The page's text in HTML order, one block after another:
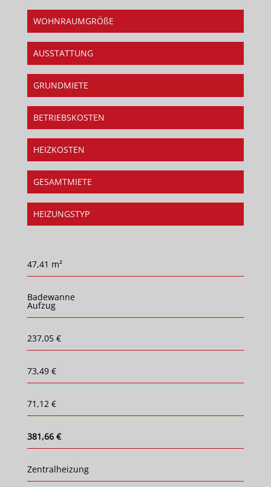
WOHNRAUMGRÖßE
AUSSTATTUNG
GRUNDMIETE
BETRIEBSKOSTEN
HEIZKOSTEN
GESAMTMIETE
HEIZUNGSTYP
47,41 m²
Badewanne
Aufzug
237,05 €
73,49 €
71,12 €
381,66 €
Zentralheizung